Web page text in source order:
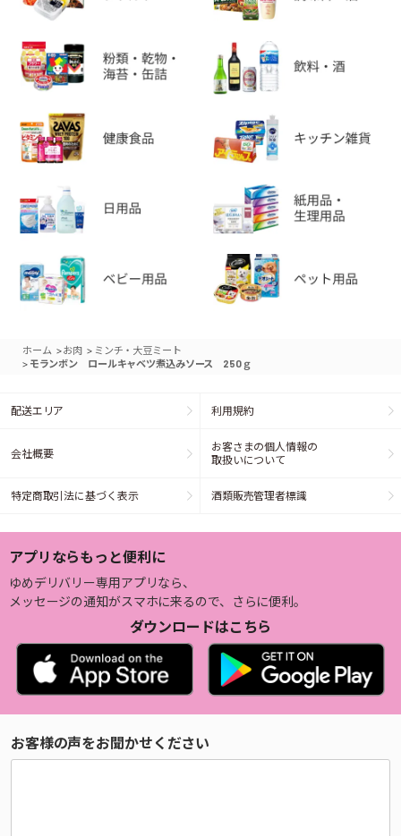
ホーム >お肉 > ミンチ・大豆ミート
> モランボン ロールキャベツ煮込みソース 250ｇ
配送エリア 利用規約
会社概要
お客さまの個人情報の
取扱いについて
特定商取引法に基づく表示 酒類販売管理者標識
アプリならもっと便利に
ゆめデリバリー専用アプリなら、
メッセージの通知がスマホに来るので、さらに便利。
ダウンロードはこちら
お客様の声をお聞かせください